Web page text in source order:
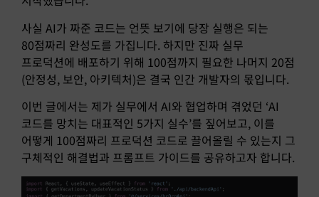
사실 AI가 짜준 코드는 언뜻 보기에 당장 실행은 되는
80점짜리 완성도를 가집니다. 하지만 진짜 실무
프로덕션에 배포하기 위해 100점까지 필요한 나머지 20점
(안정성, 보안, 아키텍처)은 결국 인간 개발자의 몫입니다.
이번 글에서는 제가 실무에서 AI와 협업하며 겪었던 ‘AI
코드를 망치는 대표적인 5가지 실수’를 짚어보고, 이를
어떻게 100점짜리 프로덕션 코드로 끌어올릴 수 있는지 그
구체적인 해결법과 프롬프트 가이드를 공유하고자 합니다.